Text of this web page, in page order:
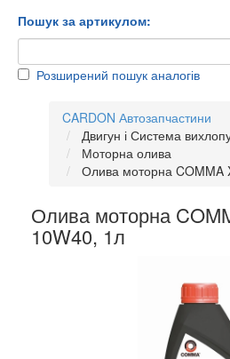
Пошук за артикулом:
Розширений пошук аналогів
CARDON Автозапчастини
Двигун і Система
Моторна олива
Олива моторна COMMA
Олива моторна
10W40, 1л